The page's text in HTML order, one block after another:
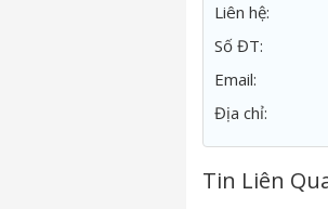
Liên hệ:
Số ĐT:
Email:
Địa chỉ:
Tin Liên